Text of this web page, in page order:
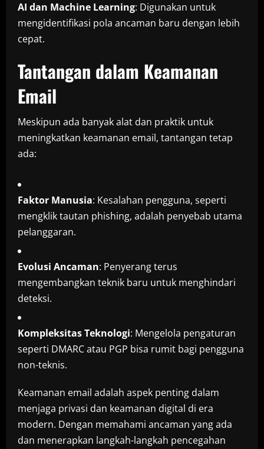
AI dan Machine Learning: Digunakan untuk
mengidentifikasi pola ancaman baru dengan lebih
cepat.
Tantangan dalam Keamanan
Email
Meskipun ada banyak alat dan praktik untuk
meningkatkan keamanan email, tantangan tetap
ada:
Faktor Manusia: Kesalahan pengguna, seperti
mengklik tautan phishing, adalah penyebab utama
pelanggaran.
Evolusi Ancaman: Penyerang terus
mengembangkan teknik baru untuk menghindari
deteksi.
Kompleksitas Teknologi: Mengelola pengaturan
seperti DMARC atau PGP bisa rumit bagi pengguna
non-teknis.
Keamanan email adalah aspek penting dalam
menjaga privasi dan keamanan digital di era
modern. Dengan memahami ancaman yang ada
dan menerapkan langkah-langkah pencegahan